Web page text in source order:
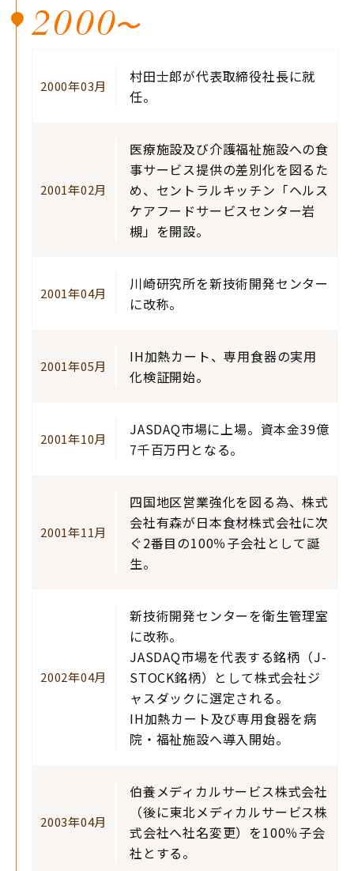
2000〜
2000年03月
村田士郎が代表取締役社長に就
任。
2001年02月
医療施設及び介護福祉施設への食
事サービス提供の差別化を図るた
め、セントラルキッチン「ヘルス
ケアフードサービスセンター岩
槻」を開設。
2001年04月
川崎研究所を新技術開発センター
に改称。
2001年05月
IH加熱カート、専用食器の実用
化検証開始。
2001年10月
JASDAQ市場に上場。資本金39億
7千百万円となる。
2001年11月
四国地区営業強化を図る為、株式
会社有森が日本食材株式会社に次
ぐ2番目の100％子会社として誕
生。
2002年04月
新技術開発センターを衛生管理室
に改称。
JASDAQ市場を代表する銘柄（J-
STOCK銘柄）として株式会社ジ
ャスダックに選定される。
IH加熱カート及び専用食器を病
院・福祉施設へ導入開始。
2003年04月
伯養メディカルサービス株式会社
（後に東北メディカルサービス株
式会社へ社名変更）を100％子会
社とする。